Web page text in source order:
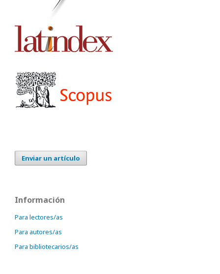
Enviar un artículo
Información
Para lectores/as
Para autores/as
Para bibliotecarios/as